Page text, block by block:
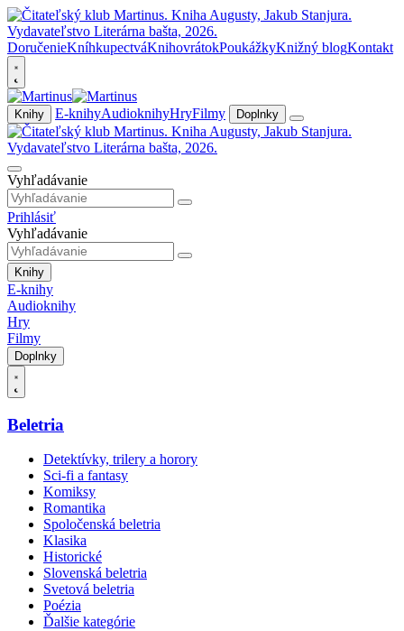
DoručenieKníhkupectváKnihovrátokPoukážkyKnižný blogKontakt
Knihy E-knihyAudioknihyHryFilmy Doplnky
Vyhľadávanie
Prihlásiť
Vyhľadávanie
Knihy
E-knihy
Audioknihy
Hry
Filmy
Doplnky
Beletria
Detektívky, trilery a horory
Sci-fi a fantasy
Komiksy
Romantika
Spoločenská beletria
Klasika
Historické
Slovenská beletria
Svetová beletria
Poézia
Ďalšie kategórie